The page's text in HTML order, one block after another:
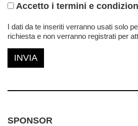
Accetto i termini e
I dati da te inseriti verranno usati solo
richiesta e non verranno registrati per
INVIA
SPONSOR